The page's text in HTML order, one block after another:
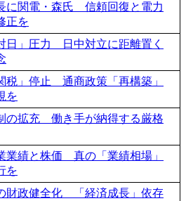
に関電・森氏 信頼回復と電力
正を
日」圧力 日中対立に距離置く
税」停止 通商政策「再構築」
を
の拡充 働き手が納得する厳格
業績と株価 真の「業績相場」
を
財政健全化 「経済成長」依存